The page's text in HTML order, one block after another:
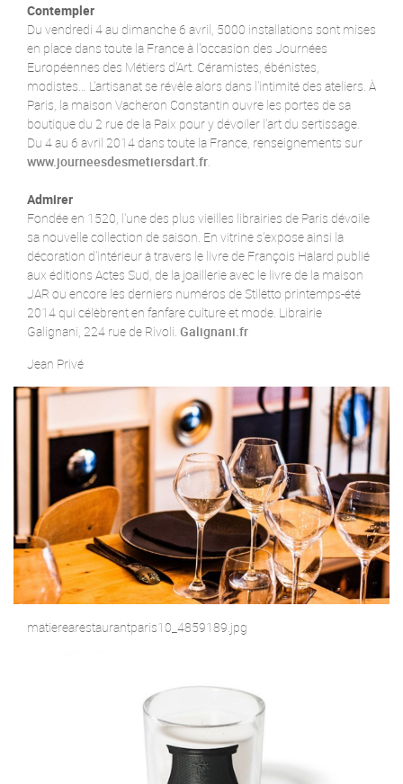
Contempler
Du vendredi 4 au dimanche 6 avril, 5000 installations sont mises
en place dans toute la France à l'occasion des Journées
Européennes des Métiers d'Art. Céramistes, ébénistes,
modistes… L'artisanat se révèle alors dans l'intimité des ateliers. À
Paris, la maison Vacheron Constantin ouvre les portes de sa
boutique du 2 rue de la Paix pour y dévoiler l'art du sertissage.
Du 4 au 6 avril 2014 dans toute la France, renseignements sur
www.journeesdesmetiersdart.fr
Admirer
Fondée en 1520, l'une des plus vieilles librairies de Paris dévoile
sa nouvelle collection de saison. En vitrine s'expose ainsi la
décoration d'intérieur à travers le livre de François Halard publié
aux éditions Actes Sud, de la joaillerie avec le livre de la maison
JAR ou encore les derniers numéros de Stiletto printemps-été
2014 qui célèbrent en fanfare culture et mode. Librairie
Galignani, 224 rue de Rivoli. Galignani.fr
Jean Privé
matierearestaurantparis10_4859189.jpg